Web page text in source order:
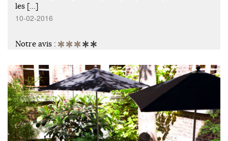
les […]
10-02-2016
Notre avis :